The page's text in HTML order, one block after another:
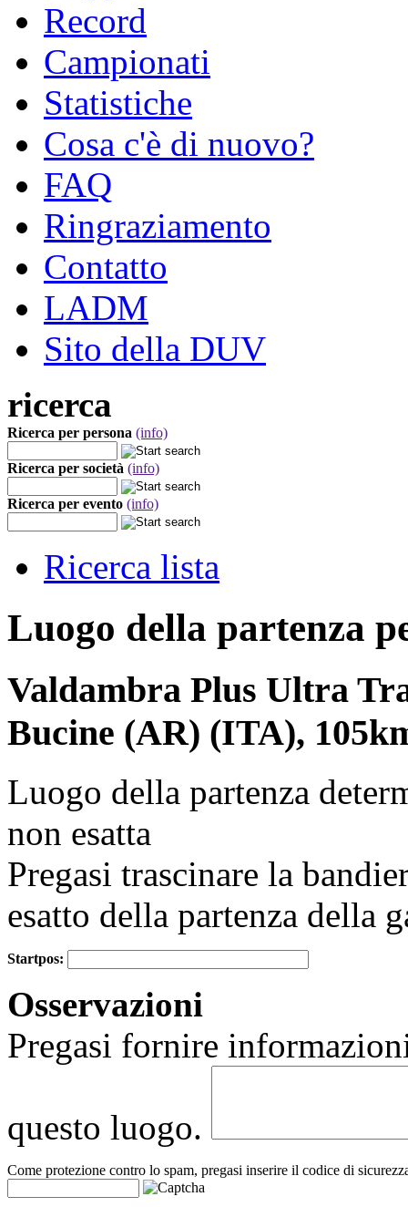
Record
Campionati
Statistiche
Cosa c'è di nuovo?
FAQ
Ringraziamento
Contatto
LADM
Sito della DUV
ricerca
Ricerca per persona (info)
Ricerca per società (info)
Ricerca per evento (info)
Ricerca lista
Luogo della partenza
Valdambra Plus Ultra
Bucine (AR) (ITA),
Luogo della partenza
non esatta
Pregasi trascinare la
esatto della partenza della
−
Startpos:
Osservazioni
Pregasi fornire
questo luogo.
Come protezione contro lo spam, pregasi inserire il codice di